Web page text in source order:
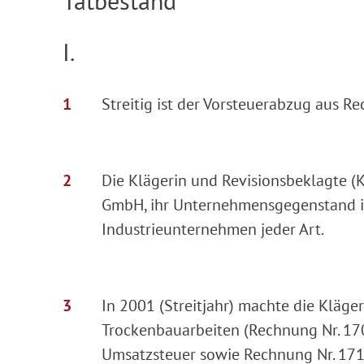
I.
Streitig ist der Vorsteuerabzug aus
Die Klägerin und Revisionsbeklagte
GmbH, ihr
Industrieunternehmen jeder Art.
In 2001 (Streitjahr) machte die
Trockenbauarbeiten (Rechnung Nr.
Umsatzsteuer sowie Rechnung Nr.